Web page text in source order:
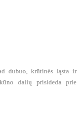
dubuo, krūtinės ląsta ir
dalių prisideda prie